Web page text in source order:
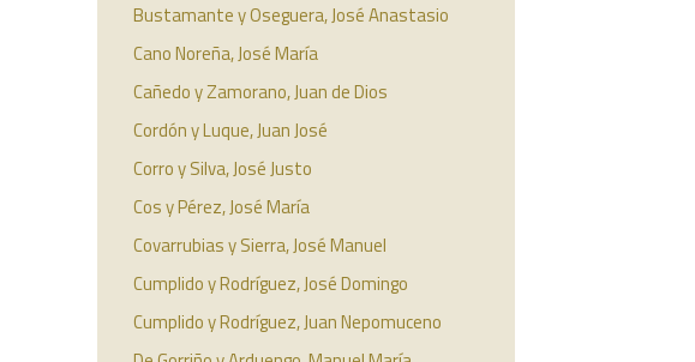
Bustamante y Oseguera, José Anastasio
Cano Noreña, José María
Cañedo y Zamorano, Juan de Dios
Cordón y Luque, Juan José
Corro y Silva, José Justo
Cos y Pérez, José María
Covarrubias y Sierra, José Manuel
Cumplido y Rodríguez, José Domingo
Cumplido y Rodríguez, Juan Nepomuceno